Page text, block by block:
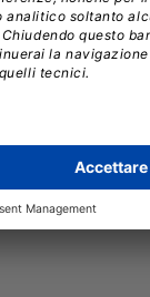
per capire cosa
Ora, grazie
in uno
York,il team
Tripathy
dark data.